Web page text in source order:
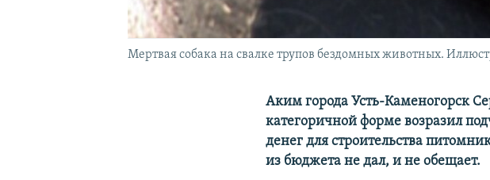
Мертвая собака на свалке трупов бездомных животных.
Аким города Усть-Каменогорск
категоричной форме возразил
денег для строительства
из бюджета не дал, и не обещает.